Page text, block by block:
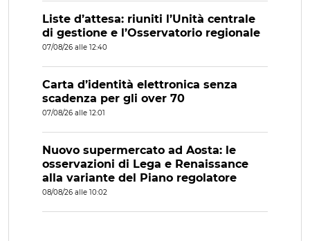
Liste d’attesa: riuniti l’Unità centrale
di gestione e l’Osservatorio regionale
07/08/26 alle 12:40
Carta d’identità elettronica senza
scadenza per gli over 70
07/08/26 alle 12:01
Nuovo supermercato ad Aosta: le
osservazioni di Lega e Renaissance
alla variante del Piano regolatore
08/08/26 alle 10:02